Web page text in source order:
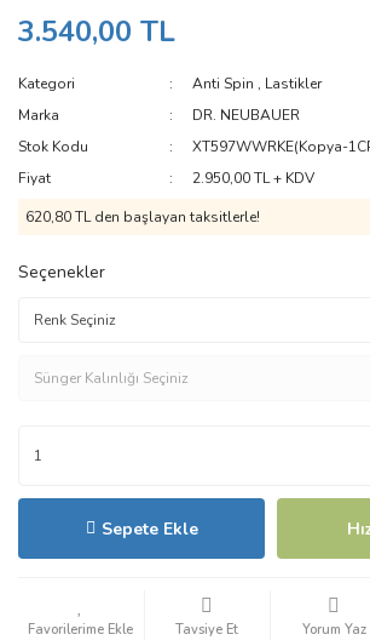
3.540,00 TL
Kategori Anti Spin , Lastikler
Marka
DR. NEUBAUER
Stok Kodu
XT597WWRKE(Kopya-
Fiyat
2.950,00 TL + KDV
620,80 TL den başlayan taksitlerle!
Seçenekler
Sepete Ekle
Tavsiye Et Yorum Yaz